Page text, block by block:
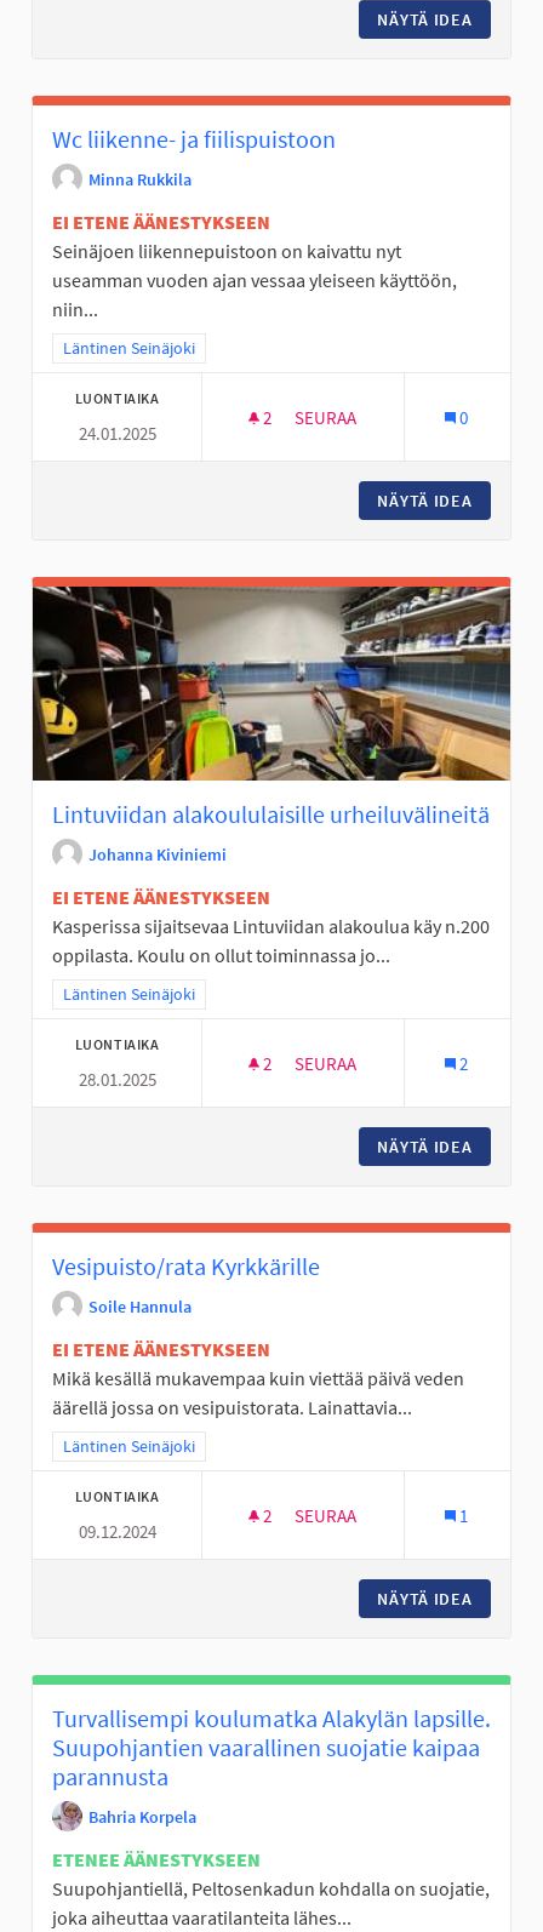
NÄYTÄ IDEA
Wc liikenne- ja fiilispuistoon
Minna Rukkila
EI ETENE ÄÄNESTYKSEEN
Seinäjoen liikennepuistoon on kaivattu nyt
useamman vuoden ajan vessaa yleiseen käyttöön,
niin...
Rajaa tulokset teeman mukaan: Läntinen Seinäjoki
Läntinen Seinäjoki
LUONTIAIKA
24.01.2025
2 2 SEURAAJAA
SEURAA 0
NÄYTÄ IDEA
Lintuviidan alakoululaisille urheiluvälineitä
Johanna Kiviniemi
EI ETENE ÄÄNESTYKSEEN
Kasperissa sijaitsevaa Lintuviidan alakoulua käy n.200
oppilasta. Koulu on ollut toiminnassa jo...
Rajaa tulokset teeman mukaan: Läntinen Seinäjoki
Läntinen Seinäjoki
LUONTIAIKA
28.01.2025
2 2 SEURAAJAA
SEURAA 2
NÄYTÄ IDEA
Vesipuisto/rata Kyrkkärille
Soile Hannula
EI ETENE ÄÄNESTYKSEEN
Mikä kesällä mukavempaa kuin viettää päivä veden
äärellä jossa on vesipuistorata. Lainattavia...
Rajaa tulokset teeman mukaan: Läntinen Seinäjoki
Läntinen Seinäjoki
LUONTIAIKA
09.12.2024
2 2 SEURAAJAA
SEURAA 1
NÄYTÄ IDEA
Turvallisempi koulumatka Alakylän lapsille.
Suupohjantien vaarallinen suojatie kaipaa
parannusta
Bahria Korpela
ETENEE ÄÄNESTYKSEEN
Suupohjantiellä, Peltosenkadun kohdalla on suojatie,
joka aiheuttaa vaaratilanteita lähes...